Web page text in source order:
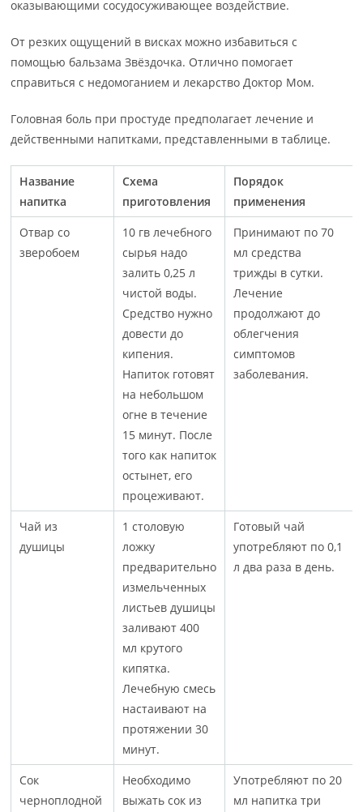
оказывающими сосудосуживающее воздействие.
От резких ощущений в висках можно избавиться с
помощью бальзама Звёздочка. Отлично помогает
справиться с недомоганием и лекарство Доктор Мом.
Головная боль при простуде предполагает лечение и
действенными напитками, представленными в таблице.
Название
напитка
Схема
приготовления
Порядок
применения
Отвар со
зверобоем
10 гв лечебного
сырья надо
залить 0,25 л
чистой воды.
Средство нужно
довести до
кипения.
Напиток готовят
на небольшом
огне в течение
15 минут. После
того как напиток
остынет, его
процеживают.
Принимают по 70
мл средства
трижды в сутки.
Лечение
продолжают до
облегчения
симптомов
заболевания.
Чай из
душицы
1 столовую
ложку
предварительно
измельченных
листьев душицы
заливают 400
мл крутого
кипятка.
Лечебную смесь
настаивают на
протяжении 30
минут.
Готовый чай
употребляют по 0,1
л два раза в день.
Сок
черноплодной
Необходимо
выжать сок из
Употребляют по 20
мл напитка три